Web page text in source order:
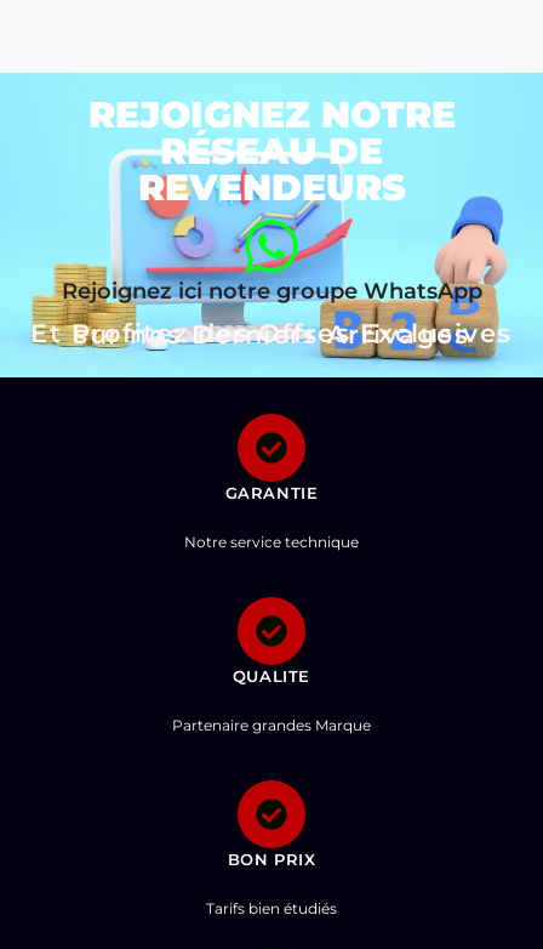
REJOIGNEZ NOTRE
RÉSEAU DE
REVENDEURS
Rejoignez ici notre groupe WhatsApp
Et Profitez des Offres Exclusives sur nos Derniers Arrivages
GARANTIE
Notre service technique
QUALITE
Partenaire grandes Marque
BON PRIX
Tarifs bien étudiés